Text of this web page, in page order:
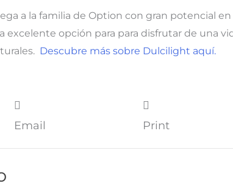
a la familia de Option con gran potencial en
opción para para disfrutar de una
Descubre más sobre Dulcilight aquí.
Email Print